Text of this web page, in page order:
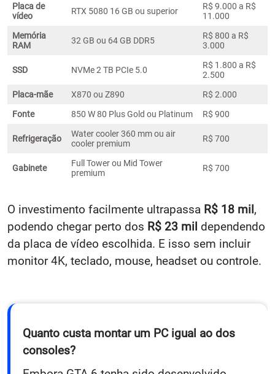
Placa de
vídeo
RTX 5080 16 GB ou superior
R$ 9.000 a R$
11.000
Memória
RAM
32 GB ou 64 GB DDR5
R$ 800 a R$
3.000
SSD NVMe 2 TB PCIe 5.0
R$ 1.800 a R$
2.500
Placa-mãe
X870 ou Z890
R$ 2.000
Fonte
850 W 80 Plus Gold ou Platinum R$ 900
Refrigeração
Water cooler 360 mm ou air
cooler premium
R$ 700
Gabinete
Full Tower ou Mid Tower
premium
R$ 700
O investimento facilmente ultrapassa R$ 18 mil,
podendo chegar perto dos R$ 23 mil dependendo
da placa de vídeo escolhida. E isso sem incluir
monitor 4K, teclado, mouse, headset ou controle.
Quanto custa montar um PC igual ao dos
consoles?